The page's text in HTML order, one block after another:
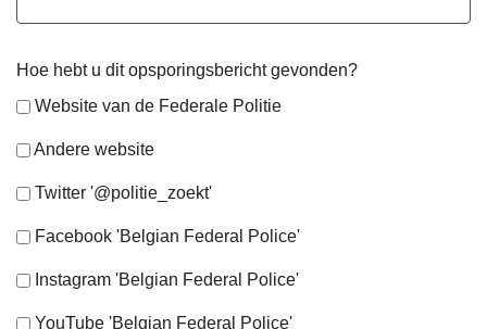
Hoe hebt u dit opsporingsbericht gevonden?
Website van de Federale Politie
Andere website
Twitter '@politie_zoekt'
Facebook 'Belgian Federal Police'
Instagram 'Belgian Federal Police'
YouTube 'Belgian Federal Police'